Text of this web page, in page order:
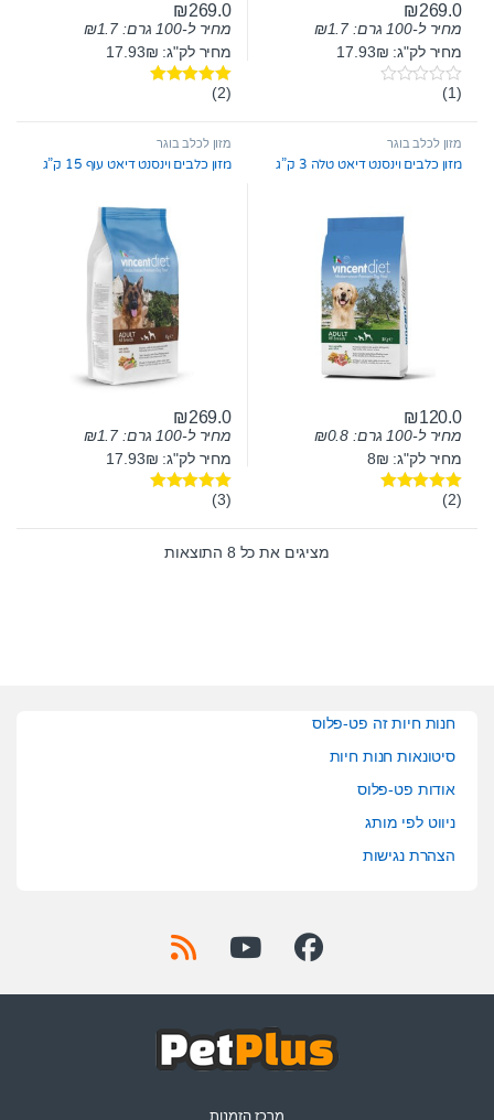
₪269.0
מחיר ל-100 גרם: ₪1.7
מחיר לק"ג: 17.93₪
0
t
o
f
(1)
₪269.0
מחיר ל-100 גרם: ₪1.7
מחיר לק"ג: 17.93₪
דורג(2)
מזון לכלב בוגר
מזון כלבים וינסנט דיאט טלה 3 ק”ג
₪120.0
מחיר ל-100 גרם: ₪0.8
מחיר לק"ג: 8₪
דורג(2)
מזון לכלב בוגר
מזון כלבים וינסנט דיאט עוף 15 ק”ג
₪269.0
מחיר ל-100 גרם: ₪1.7
מחיר לק"ג: 17.93₪
דורג(3)
מציגים את כל ⁦8⁩ התוצאות
חנות חיות זה פט-פלוס
סיטונאות חנות חיות
אודות פט-פלוס
ניווט לפי מותג
הצהרת נגישות
מרכז הזמנות